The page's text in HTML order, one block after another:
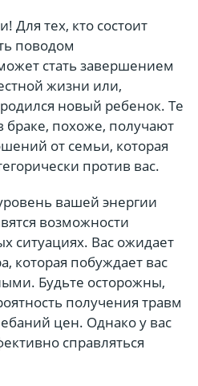
Для тех, кто состоит
поводом
стать завершением
жизни или,
новый ребенок. Те
браке, похоже, получают
от семьи, которая
против вас.
вашей энергии
возможности
ситуациях. Вас ожидает
которая побуждает вас
Будьте осторожны,
получения травм
цен. Однако у вас
справляться